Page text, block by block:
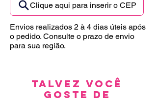
Clique aqui para inserir o CEP
Envios realizados 2 à 4 dias úteis após
o pedido. Consulte o prazo de envio
para sua região.
Talvez você
goste de